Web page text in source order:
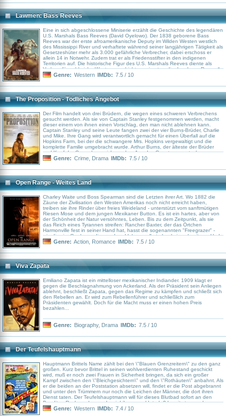
Lawmen: Bass Reeves
Eine in sich abgeschlossene Miniserie erzählt die Geschichte des legendären
U.S. Marshals Bass Reeves (David Oyelowo). Der 1838 geborene Bass
Reeves war der erste afroamerikanische Deputy im Wilden Westen westlich
des Mississippi River und verhaftete während seiner langjährigen Tätigkeit als
Gesetzeshüter mehr als 3.000 gefährliche Verbrecher, dabei erschoss er
allein 14 in Notwehr. Zudem trat er als Friedensstifter in den indigenen
Territorien auf. Die historische Figur des U.S. Marshals Reeves diente als
Vorlage für zahlreiche Westerngeschichten, wie etwa die des „Lone Ranger“.
Genre: Western IMDb: 7.5 / 10
The Proposition - Tödliches Angebot
Der Film handelt von drei Brüdern, die wegen eines schweren Verbrechens
gesucht werden. Als sie von Captain Stanley festgenommen werden, macht
dieser einem von ihnen einen Vorschlag, den man nicht ablehnen kann.
Captain Stanley und seine Leute fangen zwei der vier Burns-Brüder, Charlie
und Mike. Ihre Gang wird verantwortlich gemacht für einen Überfall auf die
Hopkins Farm, bei der die schwangere Mrs. Hopkins vergewaltigt und die
komplette Familie umgebracht wurde. Arthur Burns, der älteste der Brüder
und Kopf der Gang, kann sich vor dem Arm des Gesetzes verstecken.
Captain Stanley bietet Charlie zum einen Straffreiheit an und zum anderen
findet und zur Strecke bringt.
Genre: Crime Drama IMDb: 7.5 / 10
Open Range - Weites Land
Charley Waite und Boss Spearman sind die Letzten ihrer Art. Wo 1882 die
Zäune der Zivilisation den Westen Amerikas noch nicht erreicht haben,
treiben sie ihre Rinder über freies Weideland - unterstützt vom sanftmütigen
Riesen Mose und dem jungen Mexikaner Button. Es ist ein hartes, aber von
der Schönheit der Natur versöhntes, Leben. Bis zu dem Zeitpunkt, als sie
das Reich eines Tyrannen streifen: Rancher Baxter, der das Örtchen
Harmonville fest in seiner Hand hat, hasst die sogenannten "Freegrazer" -
wie die vier Cowboys, die vom Land leben, selbst aber keines besitzen. Und
wider Willen sehen sich Waite und Spearman in einen gnadenlosen Kampf
entscheidet...
Genre: Action Romance IMDb: 7.5 / 10
Viva Zapata
Emiliano Zapata ist ein mittelloser mexikanischer Indiander. 1909 klagt er
gegen die Beschlagnahmung von Ackerland. Als der Präsident sein Anliegen
ablehnt, beschließt Zapata, gegen das Regime zu kämpfen und schließt sich
den Rebellen an. Er wird zum Rebellenführer und schließlich zum
Präsidenten gewählt. Doch für die Macht muss er einen hohen Preis
bezahlen...
Genre: Biography, Drama IMDb: 7.5 / 10
Der Teufelshauptmann
Hauptmann Brittels Name zählt bei den \"Blauen Grenzreitern\" zu den ganz
großen. Kurz bevor Brittel in seinen wohlverdienten Ruhestand geschickt
wird, muß er noch zwei Frauen in Sicherheit bringen, da sich ein großer
Kampf zwischen den \"Bleichgesichtern\" und den \"Rothäuten\" anbahnt. Als
er die beiden an der Poststation absetzen will, findet er die Post abgebrannt
und unter den Trümmern nur noch die Leichen der Männer, die dort ihren
Dienst taten. Der Teufelshauptmann will für dieses Blutbad sofort an den
Banditen Rache nehmen, da wird ihm gemeldet, daß bereits tausend
indianische Krieger schwer bewaffnet den Fluß entlangreiten. John Wayne in
Genre: Western IMDb: 7.4 / 10